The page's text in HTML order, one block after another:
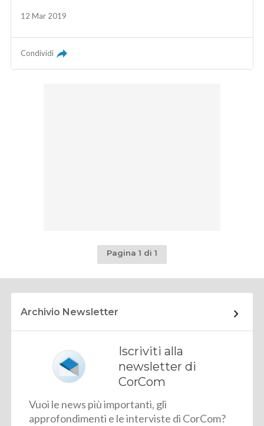
12 Mar 2019
Condividi
Pagina 1 di 1
Archivio Newsletter
Iscriviti alla
newsletter di
CorCom
Vuoi le news più importanti, gli
approfondimenti e le interviste di CorCom?